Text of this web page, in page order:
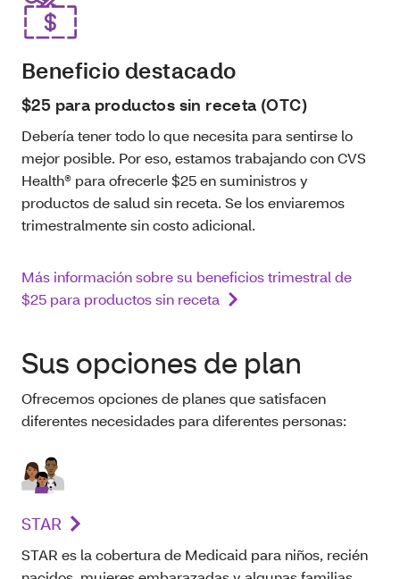
Beneficio destacado
$25 para productos sin receta (OTC)
Debería tener todo lo que necesita para sentirse lo
mejor posible. Por eso, estamos trabajando con CVS
Health® para ofrecerle $25 en suministros y
productos de salud sin receta. Se los enviaremos
trimestralmente sin costo adicional.
Más información sobre su beneficios trimestral de
$25 para productos sin receta
Sus opciones de plan
Ofrecemos opciones de planes que satisfacen
diferentes necesidades para diferentes personas:
STAR
STAR es la cobertura de Medicaid para niños, recién